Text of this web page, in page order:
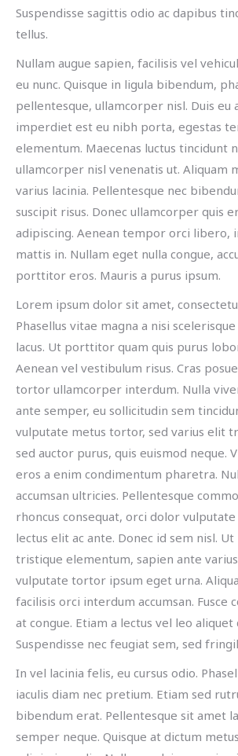
Suspendisse sagittis odio ac dapibus
tellus.
Nullam augue sapien, facilisis vel
eu nunc. Quisque in ligula bibendum,
pellentesque, ullamcorper nisl. Duis eu
imperdiet est eu nibh porta, egestas
elementum. Maecenas luctus tincidunt
ullamcorper nisl venenatis ut. Aliquam
varius lacinia. Pellentesque nec
suscipit risus. Donec ullamcorper quis
adipiscing. Aenean tempor orci libero,
mattis in. Nullam eget nulla congue,
porttitor eros. Mauris a purus ipsum.
Lorem ipsum dolor sit amet,
Phasellus vitae magna a nisi
lacus. Ut porttitor quam quis purus
Aenean vel vestibulum risus. Cras
tortor ullamcorper interdum. Nulla
ante semper, eu sollicitudin sem
vulputate metus tortor, sed varius elit
sed auctor purus, quis euismod neque.
eros a enim condimentum pharetra.
accumsan ultricies. Pellentesque
rhoncus consequat, orci dolor vulputate
lectus elit ac ante. Donec id sem nisl.
tristique elementum, sapien ante
vulputate tortor ipsum eget urna.
facilisis orci interdum accumsan. Fusce
at congue. Etiam a lectus vel leo aliquet
Suspendisse nec feugiat sem, sed
In vel lacinia felis, eu cursus odio.
iaculis diam nec pretium. Etiam sed
bibendum erat. Pellentesque sit amet
semper neque. Quisque at dictum